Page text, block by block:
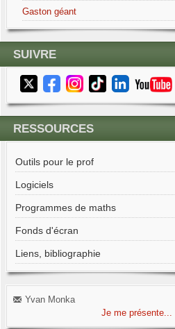
Gaston géant
SUIVRE
RESSOURCES
Outils pour le prof
Logiciels
Programmes de maths
Fonds d'écran
Liens, bibliographie
Yvan Monka
Je me présente...